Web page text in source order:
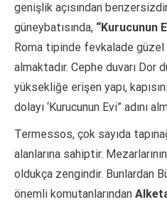
genişlik açısından
güneybatısında, “Kurucunun
Roma tipinde fevkalade güzel
almaktadır. Cephe duvarı Dor
yüksekliğe erişen yapı,
dolayı ‘Kurucunun Evi” adını
Termessos, çok sayıda
alanlarına sahiptir.
oldukça zengindir. Bunlardan
önemli komutanlarından